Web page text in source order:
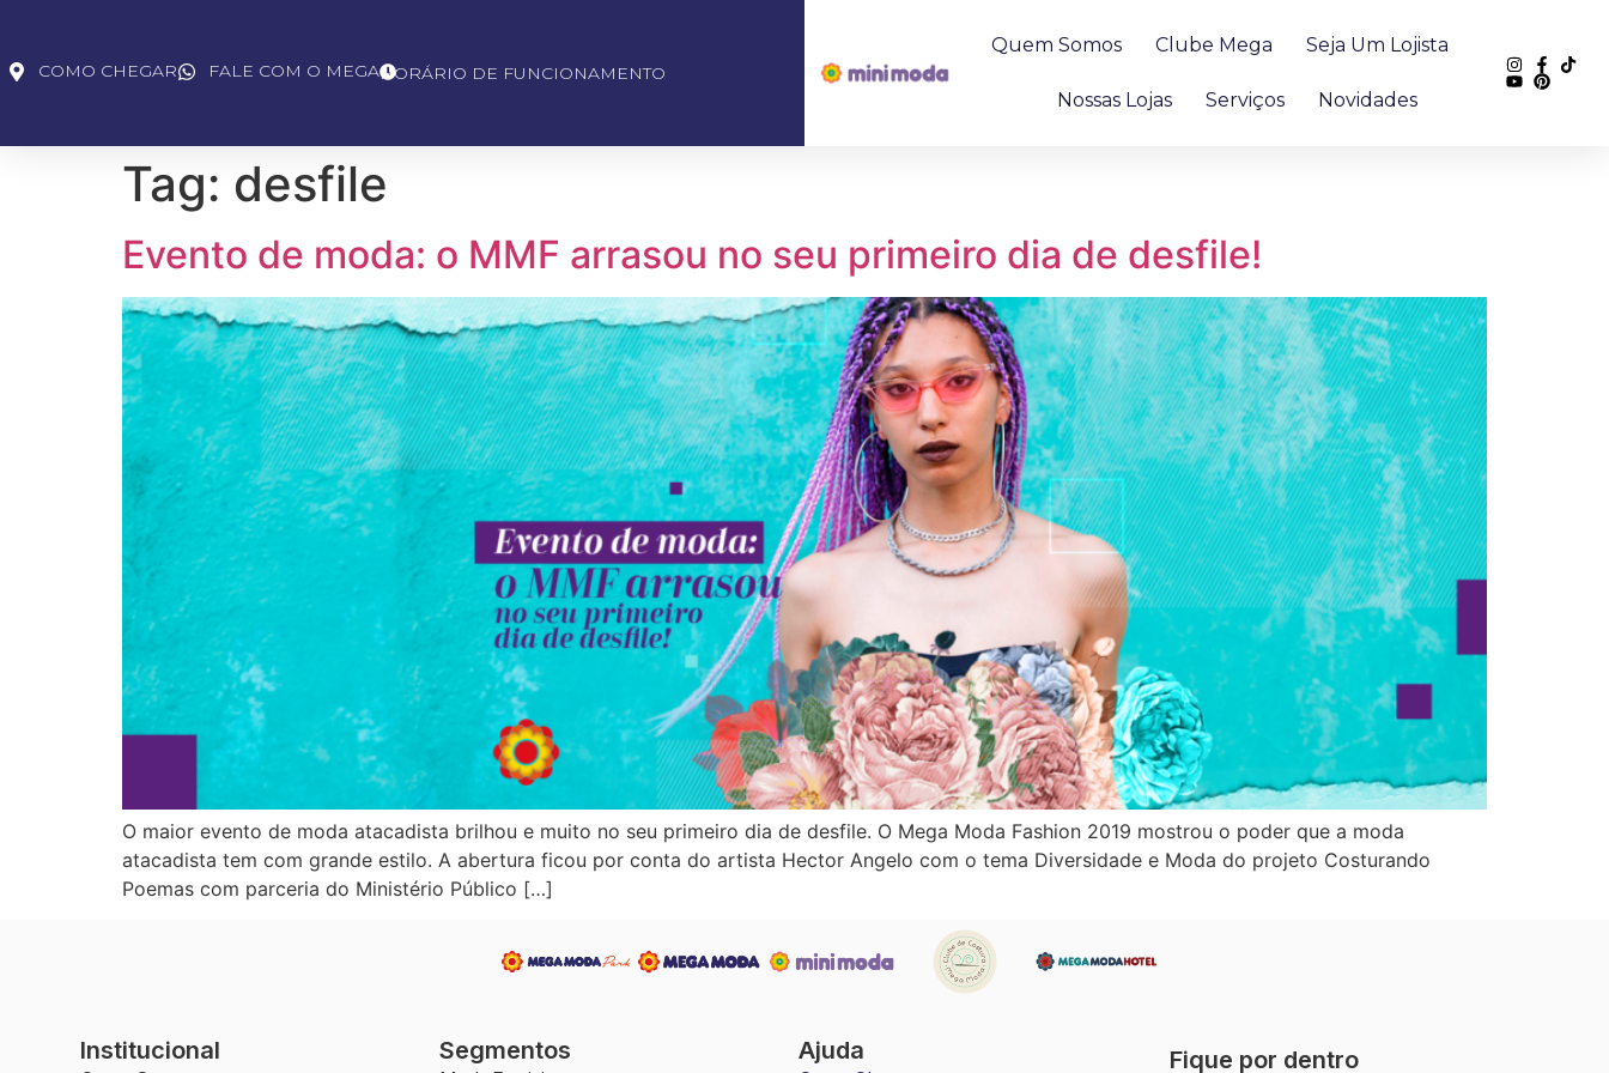
COMO CHEGAR FALE COM O MEGAHORÁRIO DE FUNCIONAMENTO
Quem Somos Clube Mega Seja Um Lojista
Nossas Lojas Serviços Novidades
Tag: desfile
Evento de moda: o MMF arrasou no seu primeiro dia de desfile!
O maior evento de moda atacadista brilhou e muito no seu primeiro dia de desfile. O Mega Moda Fashion 2019 mostrou o poder que a moda
atacadista tem com grande estilo. A abertura ficou por conta do artista Hector Angelo com o tema Diversidade e Moda do projeto Costurando
Poemas com parceria do Ministério Público […]
Institucional Segmentos Ajuda Fique por dentro